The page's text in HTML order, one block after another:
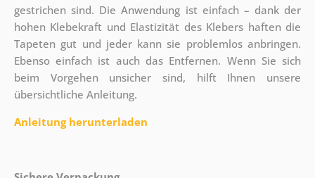
gestrichen sind. Die Anwendung ist einfach – dank der
hohen Klebekraft und Elastizität des Klebers haften die
Tapeten gut und jeder kann sie problemlos anbringen.
Ebenso einfach ist auch das Entfernen. Wenn Sie sich
beim Vorgehen unsicher sind, hilft Ihnen unsere
übersichtliche Anleitung.
Anleitung herunterladen